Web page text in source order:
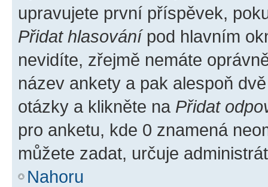
upravujete první příspěvek,
Přidat hlasovánípod hlavním
nevidíte, zřejmě nemáte
název ankety a pak alespoň
otázky a klikněte na Přidat
pro anketu, kde 0 znamená
můžete zadat, určuje
Nahoru